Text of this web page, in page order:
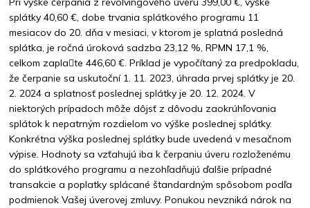
splátky 40,60 €, dobe trvania splátkového programu 11
mesiacov do 20. dňa v mesiaci, v ktorom je splatná posledná
splátka, je ročná úroková sadzba 23,12 %, RPMN 17,1 %,
celkom zapla􀆡te 446,60 €. Príklad je vypočítaný za predpokladu,
že čerpanie sa uskutoční 1. 11. 2023, úhrada prvej splátky je 20.
2. 2024 a splatnosť poslednej splátky je 20. 12. 2024. V
niektorých prípadoch môže dôjsť z dôvodu zaokrúhľovania
splátok k nepatrným rozdielom vo výške poslednej splátky.
Konkrétna výška poslednej splátky bude uvedená v mesačnom
výpise. Hodnoty sa vzťahujú iba k čerpaniu úveru rozloženému
do splátkového programu a nezohľadňujú ďalšie prípadné
transakcie a poplatky splácané štandardným spôsobom podľa
podmienok Vašej úverovej zmluvy. Ponukou nevzniká nárok na